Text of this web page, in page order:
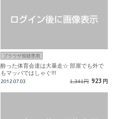
ブラウザ視聴専用
酔った体育会達は大暴走☆ 部屋でも外で
もマッパではしゃぐ!!!
2012.07.03 1,341円 923 円